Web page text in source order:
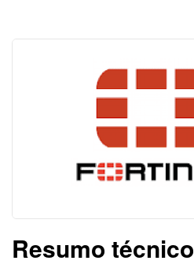
Resumo técnico